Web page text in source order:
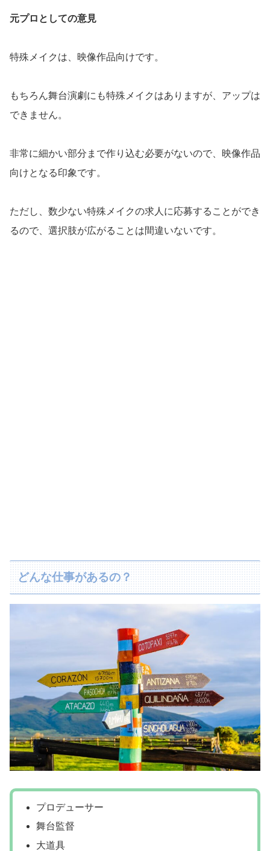
元プロとしての意見
特殊メイクは、映像作品向けです。
もちろん舞台演劇にも特殊メイクはありますが、アップは
できません。
非常に細かい部分まで作り込む必要がないので、映像作品
向けとなる印象です。
ただし、数少ない特殊メイクの求人に応募することができ
るので、選択肢が広がることは間違いないです。
どんな仕事があるの？
プロデューサー
舞台監督
大道具